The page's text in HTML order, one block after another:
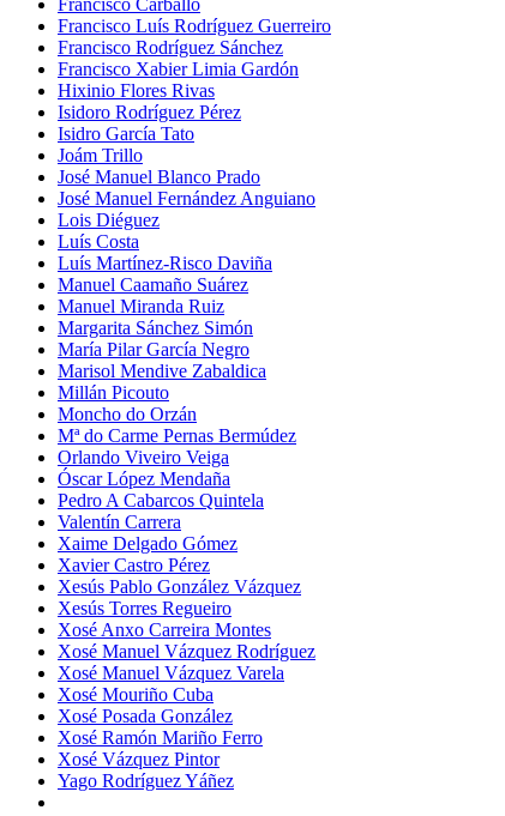
Francisco Carballo
Francisco Luís Rodríguez Guerreiro
Francisco Rodríguez Sánchez
Francisco Xabier Limia Gardón
Hixinio Flores Rivas
Isidoro Rodríguez Pérez
Isidro García Tato
Joám Trillo
José Manuel Blanco Prado
José Manuel Fernández Anguiano
Lois Diéguez
Luís Costa
Luís Martínez-Risco Daviña
Manuel Caamaño Suárez
Manuel Miranda Ruiz
Margarita Sánchez Simón
María Pilar García Negro
Marisol Mendive Zabaldica
Millán Picouto
Moncho do Orzán
Mª do Carme Pernas Bermúdez
Orlando Viveiro Veiga
Óscar López Mendaña
Pedro A Cabarcos Quintela
Valentín Carrera
Xaime Delgado Gómez
Xavier Castro Pérez
Xesús Pablo González Vázquez
Xesús Torres Regueiro
Xosé Anxo Carreira Montes
Xosé Manuel Vázquez Rodríguez
Xosé Manuel Vázquez Varela
Xosé Mouriño Cuba
Xosé Posada González
Xosé Ramón Mariño Ferro
Xosé Vázquez Pintor
Yago Rodríguez Yáñez